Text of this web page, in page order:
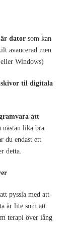
dator som kan
avancerad men
Windows)
til digitala
att
nästan lika bra
du endast ett
detta.
pyssla med att
är lite som att
terapi över lång